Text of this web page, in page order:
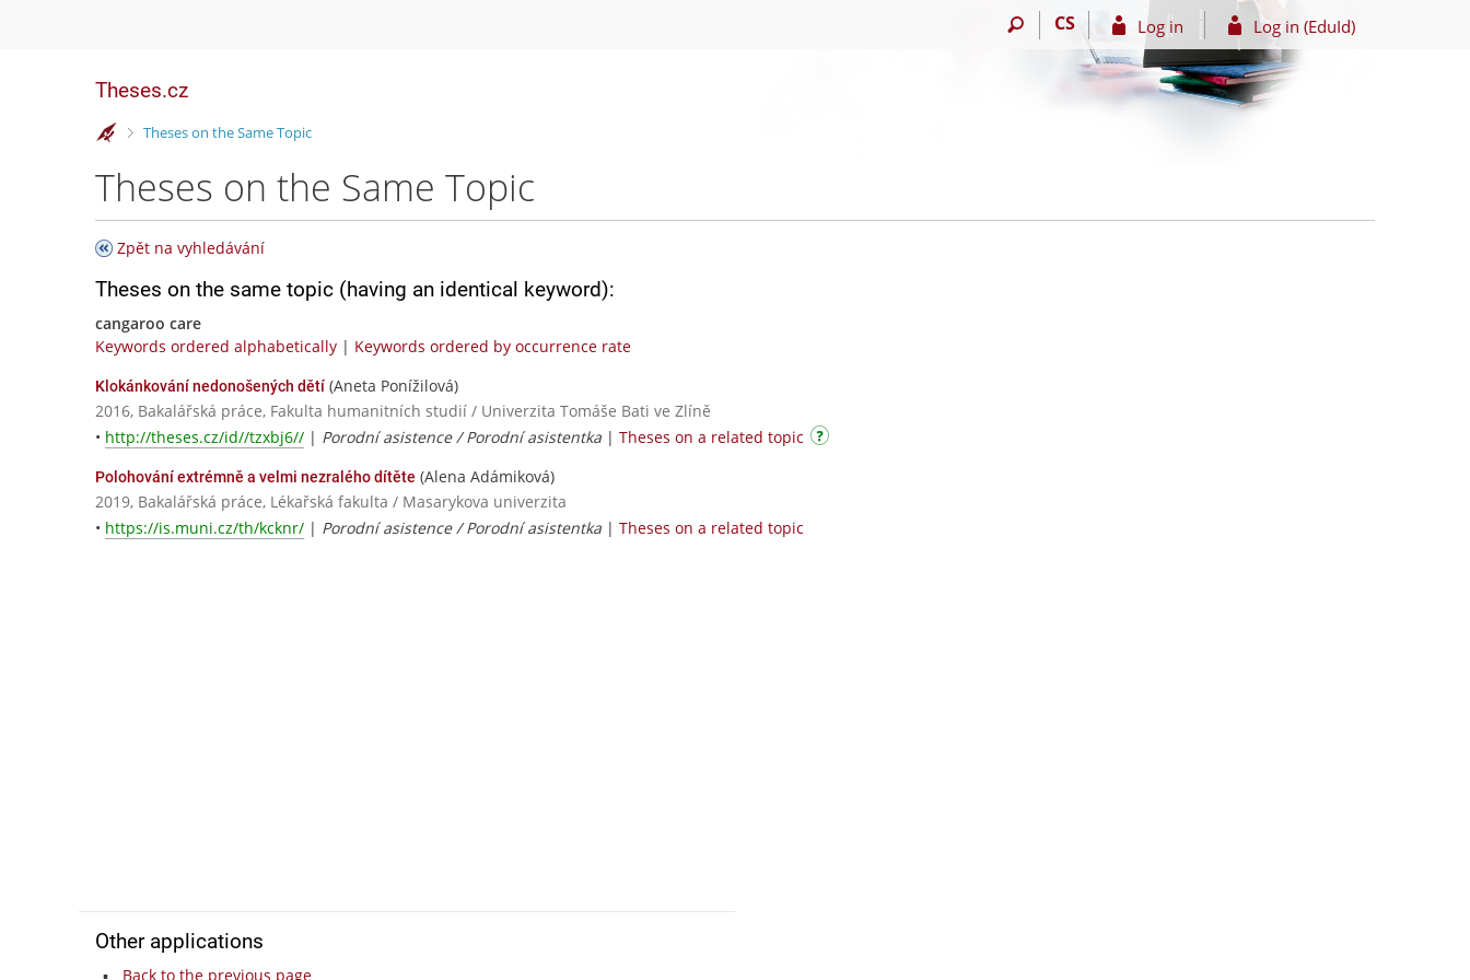
CS Log in Log in (EduId)
Theses.cz
>
Theses on the Same Topic
Theses on the Same Topic
Zpět na vyhledávání
Theses on the same topic (having an identical keyword):
cangaroo care
Keywords ordered alphabetically | Keywords ordered by occurrence rate
Klokánkování nedonošených dětí (Aneta Ponížilová)
2016, Bakalářská práce, Fakulta humanitních studií / Univerzita Tomáše Bati ve Zlíně
• http://theses.cz/id//tzxbj6// | Porodní asistence / Porodní asistentka | Theses on a related topic
Polohování extrémně a velmi nezralého dítěte (Alena Adámiková)
2019, Bakalářská práce, Lékařská fakulta / Masarykova univerzita
• https://is.muni.cz/th/kcknr/ | Porodní asistence / Porodní asistentka | Theses on a related topic
Other applications
Back to the previous page